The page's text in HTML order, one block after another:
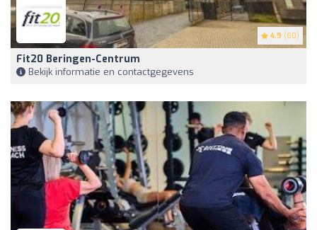
4.9 (60)
Fit20 Beringen-Centrum
Bekijk informatie en contactgegevens